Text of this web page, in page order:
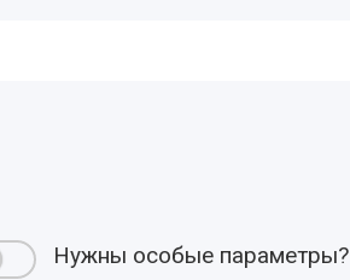
Нужны особые параметры?